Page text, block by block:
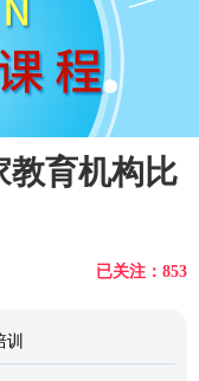
教育机构比
已关注：853
训